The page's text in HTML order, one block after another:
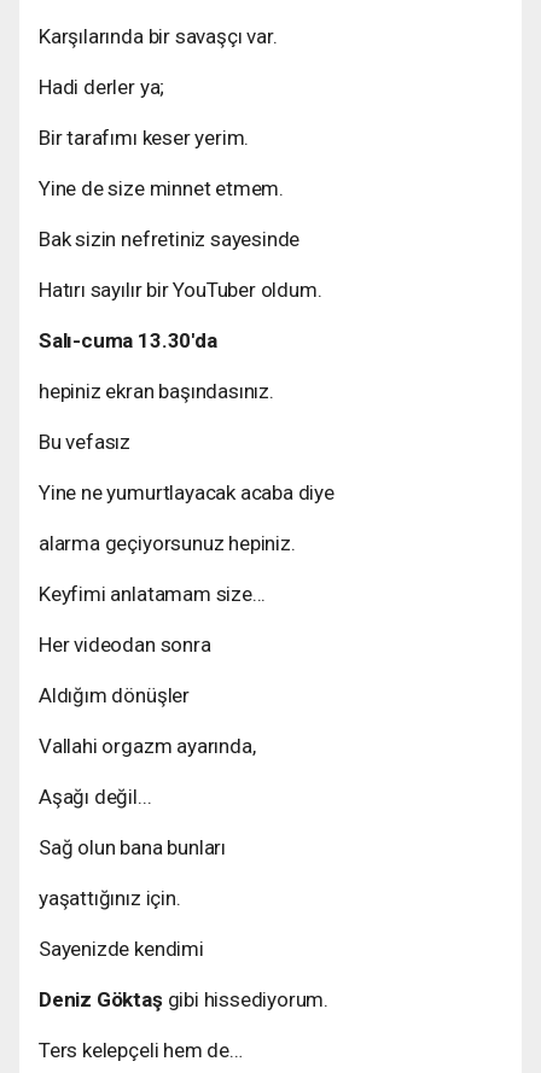
Karşılarında bir savaşçı var.
Hadi derler ya;
Bir tarafımı keser yerim.
Yine de size minnet etmem.
Bak sizin nefretiniz sayesinde
Hatırı sayılır bir YouTuber oldum.
Salı-cuma 13.30'da
hepiniz ekran başındasınız.
Bu vefasız
Yine ne yumurtlayacak acaba diye
alarma geçiyorsunuz hepiniz.
Keyfimi anlatamam size...
Her videodan sonra
Aldığım dönüşler
Vallahi orgazm ayarında,
Aşağı değil...
Sağ olun bana bunları
yaşattığınız için.
Sayenizde kendimi
Deniz Göktaş gibi hissediyorum.
Ters kelepçeli hem de…